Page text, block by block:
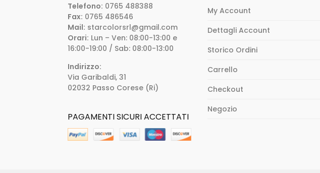
Telefono: 0765 488388
Fax: 0765 486546
Mail: starcolorsrl@gmail.com
Orari: Lun – Ven: 08:00-13:00 e
16:00-19:00 / Sab: 08:00-13:00
Indirizzo:
Via Garibaldi, 31
02032 Passo Corese (Ri)
PAGAMENTI SICURI ACCETTATI
My Account
Dettagli Account
Storico Ordini
Carrello
Checkout
Negozio